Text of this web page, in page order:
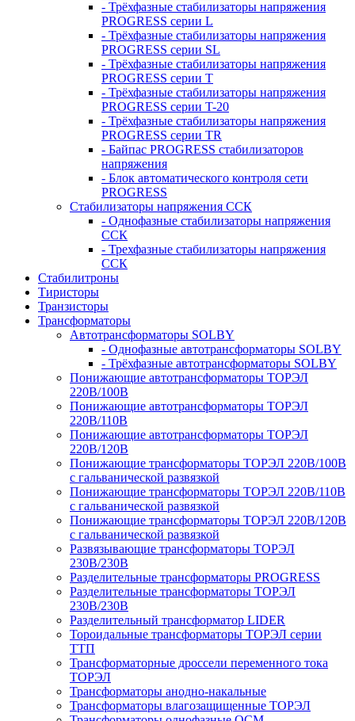
- Трёхфазные стабилизаторы напряжения
PROGRESS серии L
- Трёхфазные стабилизаторы напряжения
PROGRESS серии SL
- Трёхфазные стабилизаторы напряжения
PROGRESS серии T
- Трёхфазные стабилизаторы напряжения
PROGRESS серии T-20
- Трёхфазные стабилизаторы напряжения
PROGRESS серии TR
- Байпас PROGRESS стабилизаторов
напряжения
- Блок автоматического контроля сети
PROGRESS
Стабилизаторы напряжения ССК
- Однофазные стабилизаторы напряжения
ССК
- Трехфазные стабилизаторы напряжения
ССК
Стабилитроны
Тиристоры
Транзисторы
Трансформаторы
Автотрансформаторы SOLBY
- Однофазные автотрансформаторы SOLBY
- Трёхфазные автотрансформаторы SOLBY
Понижающие автотрансформаторы ТОРЭЛ
220В/100В
Понижающие автотрансформаторы ТОРЭЛ
220В/110В
Понижающие автотрансформаторы ТОРЭЛ
220В/120В
Понижающие трансформаторы ТОРЭЛ 220В/100В
с гальванической развязкой
Понижающие трансформаторы ТОРЭЛ 220В/110В
с гальванической развязкой
Понижающие трансформаторы ТОРЭЛ 220В/120В
с гальванической развязкой
Развязывающие трансформаторы ТОРЭЛ
230В/230В
Разделительные трансформаторы PROGRESS
Разделительные трансформаторы ТОРЭЛ
230В/230В
Разделительный трансформатор LIDER
Тороидальные трансформаторы ТОРЭЛ серии
ТТП
Трансформаторные дроссели переменного тока
ТОРЭЛ
Трансформаторы анодно-накальные
Трансформаторы влагозащищенные ТОРЭЛ